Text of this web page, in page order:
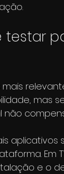
mas
não
aplicativos
Em
e o